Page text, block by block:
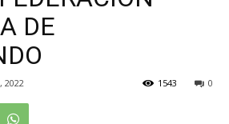
DE
2022 0
1543